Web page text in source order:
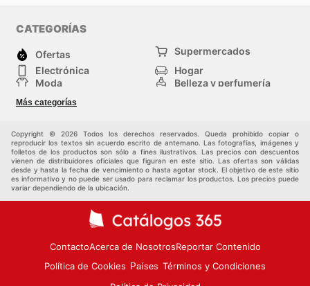
CATEGORÍAS
Ofertas
Supermercados
Electrónica
Hogar
Moda
Belleza y perfumería
Deporte
Más categorías
Copyright © 2026 Todos los derechos reservados. Queda prohibido copiar o
reproducir los textos sin acuerdo escrito de antemano. Las fotografías, imágenes y
folletos de los productos son sólo a fines ilustrativos. Las precios con descuentos
vienen de distribuidores oficiales que figuran en este sitio. Las ofertas son válidas
desde y hasta la fecha de vencimiento o hasta agotar stock. El objetivo de este sitio
es informativo y no puede ser usado para reclamar los productos. Los precios puede
variar dependiendo de la ubicación.
ContactoAcerca de NosotrosReportar Contenido
Política de Cookies Países Términos y Condiciones